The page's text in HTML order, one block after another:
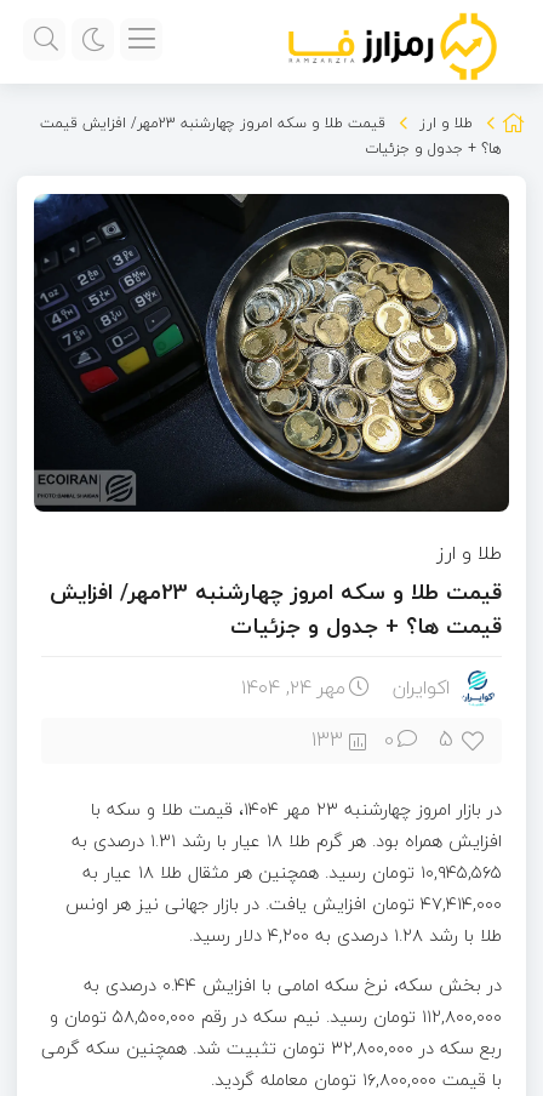
طلا و ارز
قیمت طلا و سکه امروز چهارشنبه 23مهر/ افزایش قیمت
ها؟ + جدول و جزئیات
طلا و ارز
قیمت طلا و سکه امروز چهارشنبه 23مهر/ افزایش
قیمت ها؟ + جدول و جزئیات
اکوایران مهر ۲۴, ۱۴۰۴
5
0
133
در بازار امروز چهارشنبه ۲۳ مهر ۱۴۰۴، قیمت طلا و سکه با
افزایش همراه بود. هر گرم طلا ۱۸ عیار با رشد ۱.۳۱ درصدی به
۱۰,۹۴۵,۵۶۵ تومان رسید. همچنین هر مثقال طلا ۱۸ عیار به
۴۷,۴۱۴,۰۰۰ تومان افزایش یافت. در بازار جهانی نیز هر اونس
طلا با رشد ۱.۲۸ درصدی به ۴,۲۰۰ دلار رسید.
در بخش سکه، نرخ سکه امامی با افزایش ۰.۴۴ درصدی به
۱۱۲,۸۰۰,۰۰۰ تومان رسید. نیم سکه در رقم ۵۸,۵۰۰,۰۰۰ تومان و
ربع سکه در ۳۲,۸۰۰,۰۰۰ تومان تثبیت شد. همچنین سکه گرمی
با قیمت ۱۶,۸۰۰,۰۰۰ تومان معامله گردید.